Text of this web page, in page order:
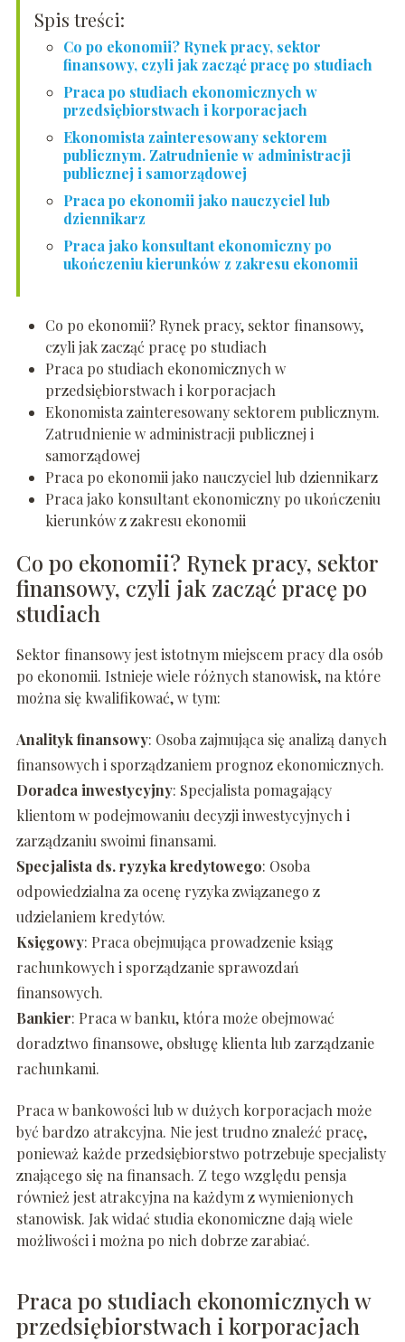
Spis treści:
Co po ekonomii? Rynek pracy, sektor
finansowy, czyli jak zacząć pracę po studiach
Praca po studiach ekonomicznych w
przedsiębiorstwach i korporacjach
Ekonomista zainteresowany sektorem
publicznym. Zatrudnienie w administracji
publicznej i samorządowej
Praca po ekonomii jako nauczyciel lub
dziennikarz
Praca jako konsultant ekonomiczny po
ukończeniu kierunków z zakresu ekonomii
Co po ekonomii? Rynek pracy, sektor finansowy,
czyli jak zacząć pracę po studiach
Praca po studiach ekonomicznych w
przedsiębiorstwach i korporacjach
Ekonomista zainteresowany sektorem publicznym.
Zatrudnienie w administracji publicznej i
samorządowej
Praca po ekonomii jako nauczyciel lub dziennikarz
Praca jako konsultant ekonomiczny po ukończeniu
kierunków z zakresu ekonomii
Co po ekonomii? Rynek pracy, sektor
finansowy, czyli jak zacząć pracę po
studiach
Sektor finansowy jest istotnym miejscem pracy dla osób
po ekonomii. Istnieje wiele różnych stanowisk, na które
można się kwalifikować, w tym:
Analityk finansowy: Osoba zajmująca się analizą danych
finansowych i sporządzaniem prognoz ekonomicznych.
Doradca inwestycyjny: Specjalista pomagający
klientom w podejmowaniu decyzji inwestycyjnych i
zarządzaniu swoimi finansami.
Specjalista ds. ryzyka kredytowego: Osoba
odpowiedzialna za ocenę ryzyka związanego z
udzielaniem kredytów.
Księgowy: Praca obejmująca prowadzenie ksiąg
rachunkowych i sporządzanie sprawozdań
finansowych.
Bankier: Praca w banku, która może obejmować
doradztwo finansowe, obsługę klienta lub zarządzanie
rachunkami.
Praca w bankowości lub w dużych korporacjach może
być bardzo atrakcyjna. Nie jest trudno znaleźć pracę,
ponieważ każde przedsiębiorstwo potrzebuje specjalisty
znającego się na finansach. Z tego względu pensja
również jest atrakcyjna na każdym z wymienionych
stanowisk. Jak widać studia ekonomiczne dają wiele
możliwości i można po nich dobrze zarabiać.
Praca po studiach ekonomicznych w
przedsiębiorstwach i korporacjach